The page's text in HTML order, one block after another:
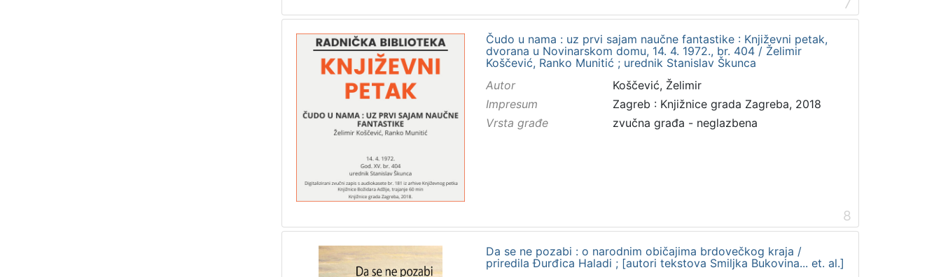
7
Čudo u nama : uz prvi sajam naučne fantastike : Književni petak,
dvorana u Novinarskom domu, 14. 4. 1972., br. 404 / Želimir
Koščević, Ranko Munitić ; urednik Stanislav Škunca
Autor
Koščević, Želimir
Impresum
Zagreb : Knjižnice grada Zagreba, 2018
Vrsta građe
zvučna građa - neglazbena
8
Da se ne pozabi : o narodnim običajima brdovečkog kraja /
priredila Đurđica Haladi ; [autori tekstova Smiljka Bukovina... et. al.]